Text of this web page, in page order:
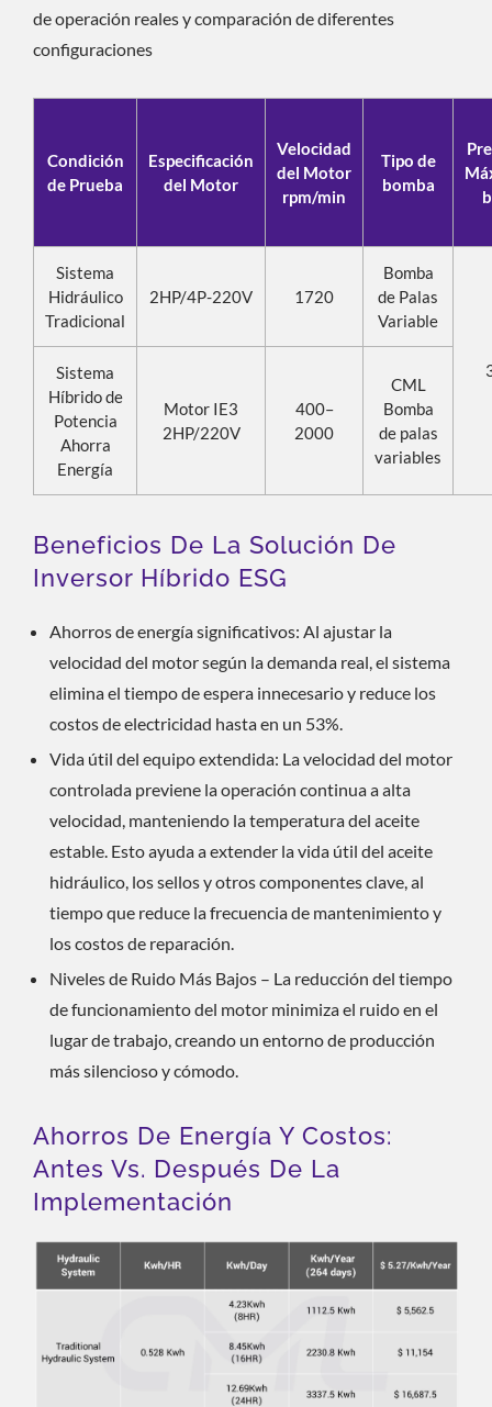
de operación reales y comparación de diferentes
configuraciones
Condición
de Prueba
Especificación
del Motor
Velocidad
del Motor
rpm/min
Tipo de
bomba
Sistema
Hidráulico
Tradicional
2HP/4P-220V 1720
Bomba
de Palas
Variable
Sistema
Híbrido de
Potencia
Ahorra
Energía
Motor IE3
2HP/220V
400–
2000
CML
Bomba
de palas
variables
Beneficios De La Solución De
Inversor Híbrido ESG
Ahorros de energía significativos: Al ajustar la
velocidad del motor según la demanda real, el sistema
elimina el tiempo de espera innecesario y reduce los
costos de electricidad hasta en un 53%.
Vida útil del equipo extendida: La velocidad del motor
controlada previene la operación continua a alta
velocidad, manteniendo la temperatura del aceite
estable. Esto ayuda a extender la vida útil del aceite
hidráulico, los sellos y otros componentes clave, al
tiempo que reduce la frecuencia de mantenimiento y
los costos de reparación.
Niveles de Ruido Más Bajos – La reducción del tiempo
de funcionamiento del motor minimiza el ruido en el
lugar de trabajo, creando un entorno de producción
más silencioso y cómodo.
Ahorros De Energía Y Costos:
Antes Vs. Después De La
Implementación